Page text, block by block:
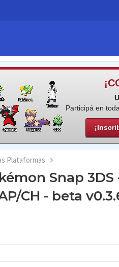
Participá en
Plataformas
Snap
CH - beta